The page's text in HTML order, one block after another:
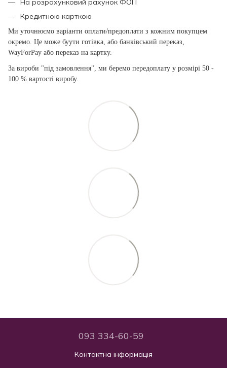
На розрахунковий рахунок ФОП
Кредитною карткою
Ми уточнюємо варіанти оплати/предоплати з кожним покупцем
окремо. Це може буути готівка, або банківський переказ,
WayForPay або переказ на картку.
За вироби "під замовлення", ми беремо передоплату у розмірі 50 -
100 % вартості виробу.
093 334-60-59
Контактна інформація